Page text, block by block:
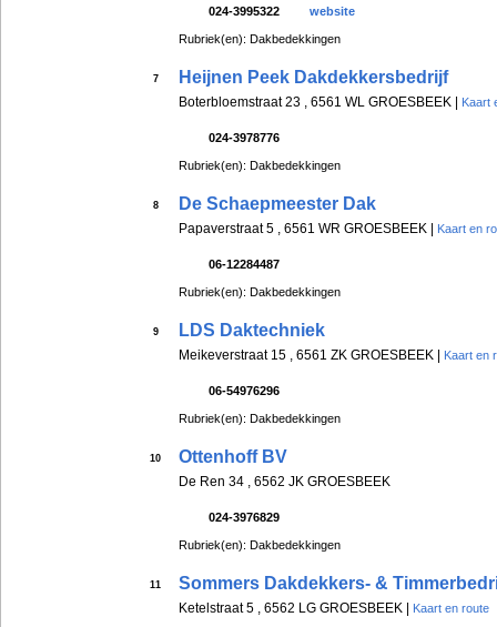
024-3995322 website
Rubriek(en): Dakbedekkingen
7 Heijnen Peek Dakdekkersbedrijf
Boterbloemstraat 23 , 6561 WL GROESBEEK | Kaart
024-3978776
Rubriek(en): Dakbedekkingen
8 De Schaepmeester Dak
Papaverstraat 5 , 6561 WR GROESBEEK | Kaart en
06-12284487
Rubriek(en): Dakbedekkingen
9 LDS Daktechniek
Meikeverstraat 15 , 6561 ZK GROESBEEK | Kaart en
06-54976296
Rubriek(en): Dakbedekkingen
10 Ottenhoff BV
De Ren 34 , 6562 JK GROESBEEK
024-3976829
Rubriek(en): Dakbedekkingen
11 Sommers Dakdekkers- &
Ketelstraat 5 , 6562 LG GROESBEEK | Kaart en route